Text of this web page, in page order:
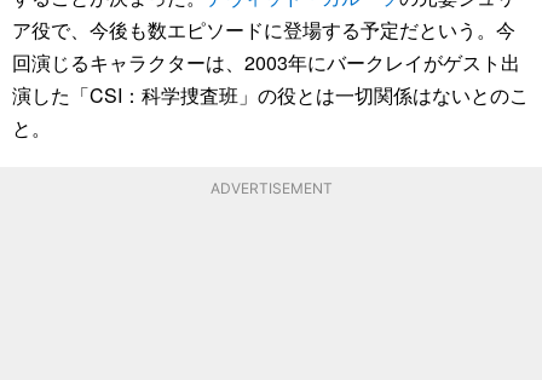
ア役で、今後も数エピソードに登場する予定だという。今
回演じるキャラクターは、2003年にバークレイがゲスト出
演した「CSI：科学捜査班」の役とは一切関係はないとのこ
と。
ADVERTISEMENT